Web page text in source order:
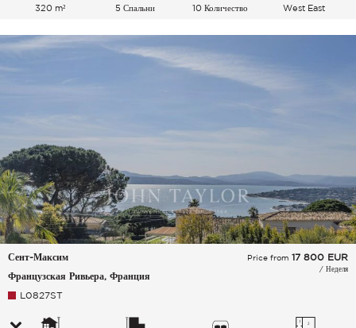
320 m² 5 Спальни
10 Количество
West East
Сент-Максим
Французская Ривьера, Франция
Price from 17 800 EUR
/ Неделя
L0827ST